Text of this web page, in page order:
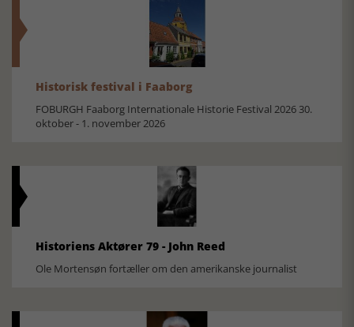
Historisk festival i Faaborg
FOBURGH Faaborg Internationale Historie Festival 2026 30.
oktober - 1. november 2026
Historiens Aktører 79 - John Reed
Ole Mortensøn fortæller om den amerikanske journalist